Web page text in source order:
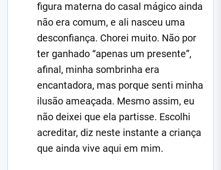
figura materna do casal mágico ainda
não era comum, e ali nasceu uma
desconfiança. Chorei muito. Não por
ter ganhado “apenas um presente”,
afinal, minha sombrinha era
encantadora, mas porque senti minha
ilusão ameaçada. Mesmo assim, eu
não deixei que ela partisse. Escolhi
acreditar, diz neste instante a criança
que ainda vive aqui em mim.